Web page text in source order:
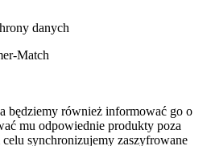
danych
Match
będziemy również informować go o
mu odpowiednie produkty poza
synchronizujemy zaszyfrowane